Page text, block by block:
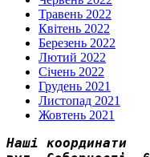
Травень 2022
Квітень 2022
Березень 2022
Лютий 2022
Січень 2022
Грудень 2021
Листопад 2021
Жовтень 2021
Наші координати